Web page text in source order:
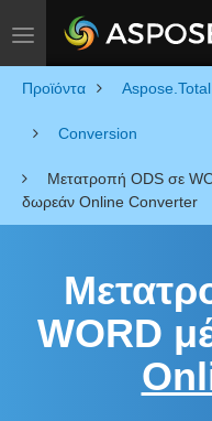
Toggle navigation
Προϊόντα Aspose.Total
Conversion
Μετατροπή ODS σε
δωρεάν Online Converter
WORD